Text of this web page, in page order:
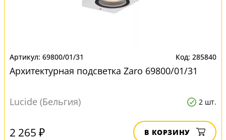
69800/01/31 285840
Архитектурная подсветка Zaro 69800/01/31
Lucide (Бельгия) 2 шт.
2 265 ₽ В КОРЗИНУ